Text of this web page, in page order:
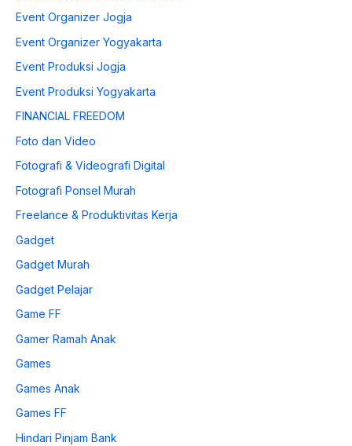
Event Organizer Jogja
Event Organizer Yogyakarta
Event Produksi Jogja
Event Produksi Yogyakarta
FINANCIAL FREEDOM
Foto dan Video
Fotografi & Videografi Digital
Fotografi Ponsel Murah
Freelance & Produktivitas Kerja
Gadget
Gadget Murah
Gadget Pelajar
Game FF
Gamer Ramah Anak
Games
Games Anak
Games FF
Hindari Pinjam Bank